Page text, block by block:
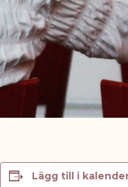
Lägg till i